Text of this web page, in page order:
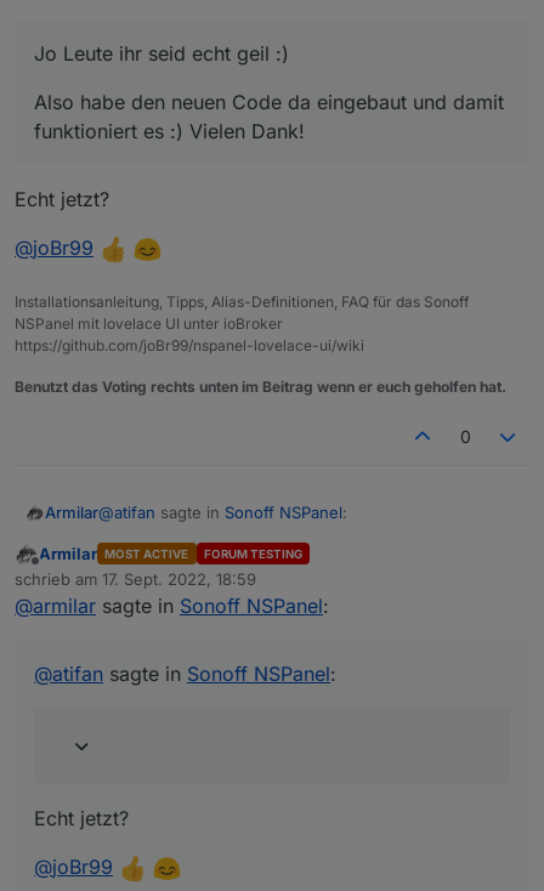
var pageNum = (((pageId + 1) %
           UnsubscribeWatcher();
           GeneratePage(config.pages[pageId]);
var pageNum = (((pageId - 1) %
           UnsubscribeWatcher();
if (activePage != undefined &&
for (let i = 0; i <
if (config.pages[i] ==
                       pageId = i;
                       break;
                   }
               GeneratePage(activePage.parent);
           }
Jo Leute ihr seid echt geil :)
Also habe den neuen Code da eingebaut und damit
funktioniert es :) Vielen Dank!
Echt jetzt?
@joBr99
Installationsanleitung, Tipps, Alias-Definitionen, FAQ für das Sonoff
NSPanel mit lovelace UI unter ioBroker
https://github.com/joBr99/nspanel-lovelace-ui/wiki
Benutzt das Voting rechts unten im Beitrag wenn er euch geholfen hat.
0
Armilar@atifan sagte in Sonoff NSPanel:
Jo Leute ihr seid echt geil :)
Also habe den neuen Code da eingebaut und
Echt jetzt?
@joBr99
Offline
Armilar MOST ACTIVE FORUM TESTING
schrieb am 17. Sept. 2022, 18:59
zuletzt editiert von
@armilar sagte in Sonoff NSPanel:
@atifan sagte in Sonoff NSPanel:
Echt jetzt?
@joBr99